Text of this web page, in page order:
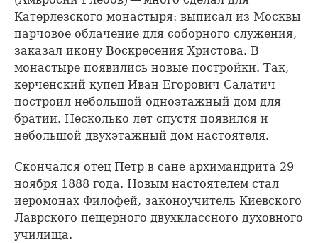
Катерлезского монастыря: выписал из Москвы
парчовое облачение для соборного служения,
заказал икону Воскресения Христова. В
монастыре появились новые постройки. Так,
керченский купец Иван Егорович Салатич
построил небольшой одноэтажный дом для
братии. Несколько лет спустя появился и
небольшой двухэтажный дом настоятеля.
Скончался отец Петр в сане архимандрита 29
ноября 1888 года. Новым настоятелем стал
иеромонах Филофей, законоучитель Киевского
Лаврского пещерного двухклассного духовного
училища.